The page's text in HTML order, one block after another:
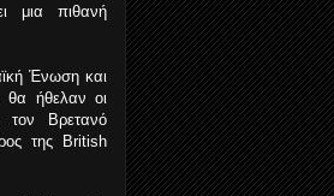
μια πιθανή
Ένωση και
θα ήθελαν οι
τον Βρετανό
της British